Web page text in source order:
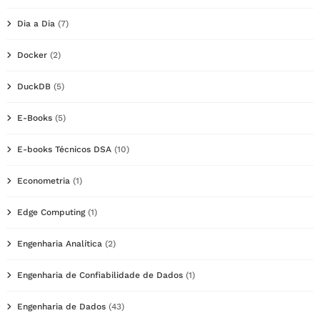
Dia a Dia (7)
Docker (2)
DuckDB (5)
E-Books (5)
E-books Técnicos DSA (10)
Econometria (1)
Edge Computing(1)
Engenharia Analítica (2)
Engenharia de Confiabilidade de Dados (1)
Engenharia de Dados (43)